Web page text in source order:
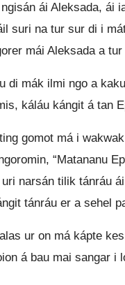
ái Aleksada, ái
suri na tur sur di i
mái Aleksada a
di mák ilmi ngo a
káláu kángit á tan
gomot má i
“Matananu
narsán tilik tánráu
tánráu er a sehel
ur on má kápte
á bau mai sangar i